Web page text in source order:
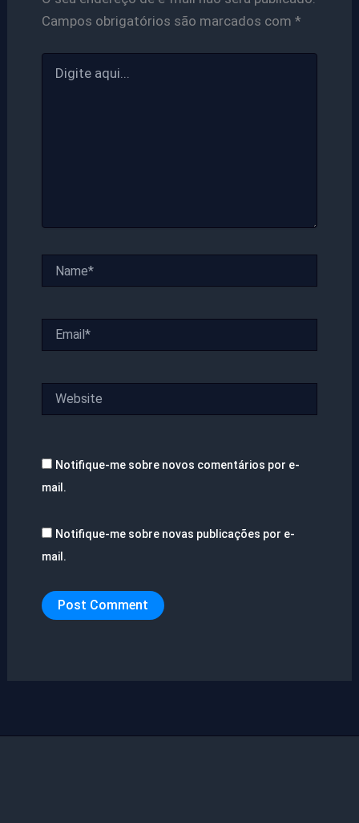
Campos obrigatórios são marcados com *
aqui...
Notifique-me sobre novos comentários por e-
mail.
Notifique-me sobre novas publicações por e-
mail.